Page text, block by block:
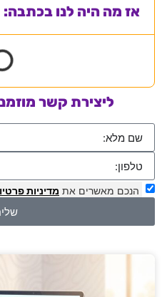
אז מה היה לנו בכתבה:
ליצירת קשר
הנכם מאשרים את מדיניות